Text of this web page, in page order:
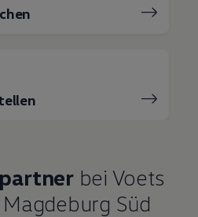
bei Voets
Süd